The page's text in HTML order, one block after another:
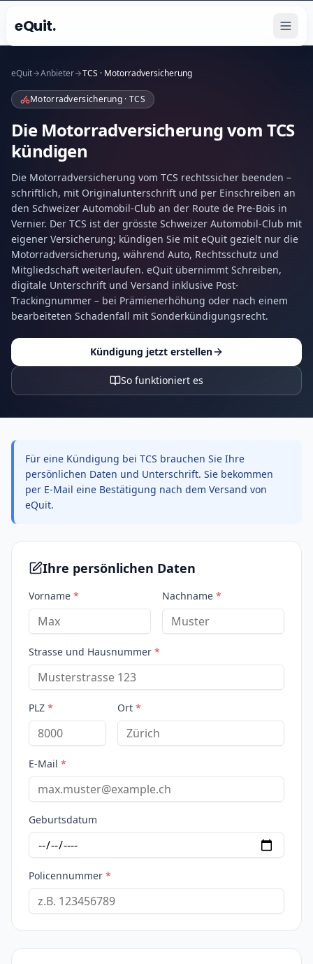
eQuit.
eQuit Anbieter TCS · Motorradversicherung
Motorradversicherung · TCS
Die Motorradversicherung vom TCS
kündigen
Die Motorradversicherung vom TCS rechtssicher beenden –
schriftlich, mit Originalunterschrift und per Einschreiben an
den Schweizer Automobil-Club an der Route de Pre-Bois in
Vernier. Der TCS ist der grösste Schweizer Automobil-Club mit
eigener Versicherung; kündigen Sie mit eQuit gezielt nur die
Motorradversicherung, während Auto, Rechtsschutz und
Mitgliedschaft weiterlaufen. eQuit übernimmt Schreiben,
digitale Unterschrift und Versand inklusive Post-
Trackingnummer – bei Prämienerhöhung oder nach einem
bearbeiteten Schadenfall mit Sonderkündigungsrecht.
Kündigung jetzt erstellen
So funktioniert es
Für eine Kündigung bei TCS brauchen Sie Ihre
persönlichen Daten und Unterschrift. Sie bekommen
per E-Mail eine Bestätigung nach dem Versand von
eQuit.
Ihre persönlichen Daten
Vorname * Nachname *
Strasse und Hausnummer *
PLZ * Ort *
E-Mail *
Geburtsdatum
Policennummer *